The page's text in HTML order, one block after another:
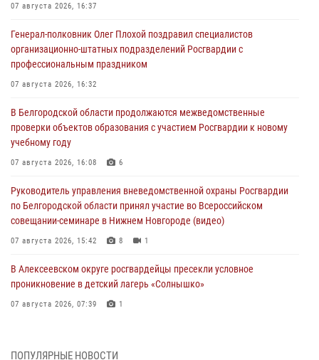
07 августа 2026, 16:37
Генерал-полковник Олег Плохой поздравил специалистов
организационно-штатных подразделений Росгвардии с
профессиональным праздником
07 августа 2026, 16:32
В Белгородской области продолжаются межведомственные
проверки объектов образования с участием Росгвардии к новому
учебному году
07 августа 2026, 16:08 6
Руководитель управления вневедомственной охраны Росгвардии
по Белгородской области принял участие во Всероссийском
совещании-семинаре в Нижнем Новгороде (видео)
07 августа 2026, 15:42 8 1
В Алексеевском округе росгвардейцы пресекли условное
проникновение в детский лагерь «Солнышко»
07 августа 2026, 07:39 1
ПОПУЛЯРНЫЕ НОВОСТИ